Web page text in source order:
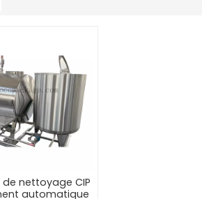
nettoyage CIP
automatique